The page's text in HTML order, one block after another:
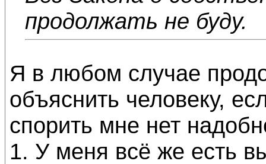
продолжать не буду.
Я в любом случае
объяснить человеку,
спорить мне нет
1. У меня всё же есть